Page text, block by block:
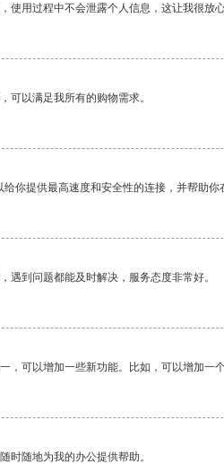
使用过程中不会泄露个人信息，这让我很放
可以满足我所有的购物需求。
你提供最高速度和安全性的连接，并帮助你
遇到问题都能及时解决，服务态度非常好。
，可以增加一些新功能。比如，可以增加一
时随地为我的办公提供帮助。